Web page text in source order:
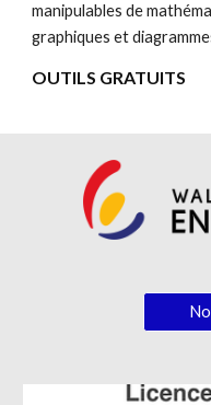
manipulables de
graphiques et
OUTILS GRATUITS